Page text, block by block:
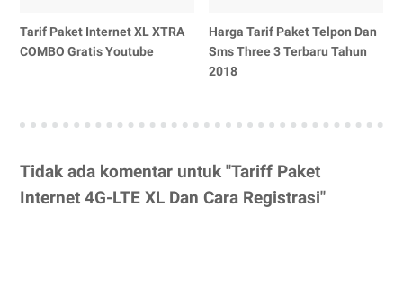
Tarif Paket Internet XL XTRA
COMBO Gratis Youtube
Harga Tarif Paket Telpon Dan
Sms Three 3 Terbaru Tahun
2018
Tidak ada komentar untuk "Tariff Paket
Internet 4G-LTE XL Dan Cara Registrasi"